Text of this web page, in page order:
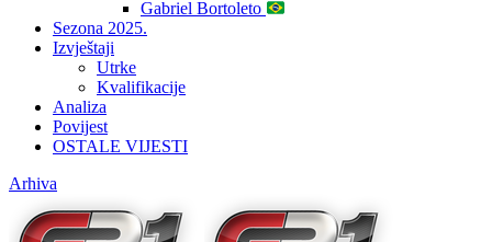
Gabriel Bortoleto
Sezona 2025.
Izvještaji
Utrke
Kvalifikacije
Analiza
Povijest
OSTALE VIJESTI
Arhiva